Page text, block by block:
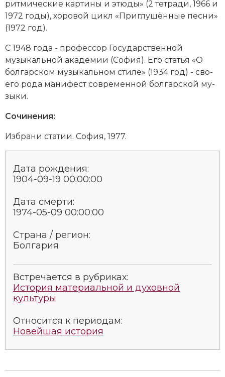
Социально-экономическая история
Специальные исторические дисциплины
СССР
Южная Америка
рит­ми­че­ские кар­ти­ны и этю­ды» (2 тет­ра­ди, 1966 и
1972 годы), хо­ро­вой цикл «При­глу­шён­ные пес­ни»
(1972 год).
С 1948 года - профессор Государственной
музыкальной ака­де­мии (Со­фия). Его ста­тья «О
бол­гар­ском му­зы­каль­ном сти­ле» (1934 год) - сво­
его ро­да ма­ни­фест современной болгарской му­
зы­ки.
Сочинения:
Из­бра­ни ста­тии. Со­фия, 1977.
Дата рождения:
1904-09-19 00:00:00
Дата смерти:
1974-05-09 00:00:00
Страна / регион:
Болгария
Встречается в рубриках:
История материальной и духовной
культуры
Относится к периодам:
Новейшая история